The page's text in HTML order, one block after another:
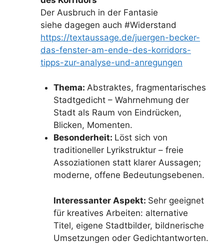
Der Ausbruch in der Fantasie
siehe dagegen auch #Widerstand
https://textaussage.de/juergen-becker-
das-fenster-am-ende-des-korridors-
tipps-zur-analyse-und-anregungen
Thema: Abstraktes, fragmentarisches
Stadtgedicht – Wahrnehmung der
Stadt als Raum von Eindrücken,
Blicken, Momenten.
Besonderheit: Löst sich von
traditioneller Lyrikstruktur – freie
Assoziationen statt klarer Aussagen;
moderne, offene Bedeutungsebenen.
Interessanter Aspekt: Sehr geeignet
für kreatives Arbeiten: alternative
Titel, eigene Stadtbilder, bildnerische
Umsetzungen oder Gedichtantworten.